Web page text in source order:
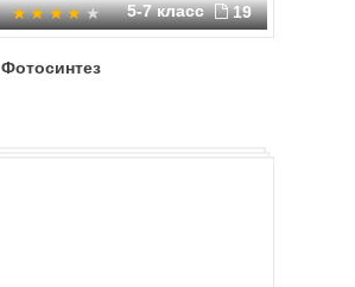
5-7 класс 19
Фотосинтез